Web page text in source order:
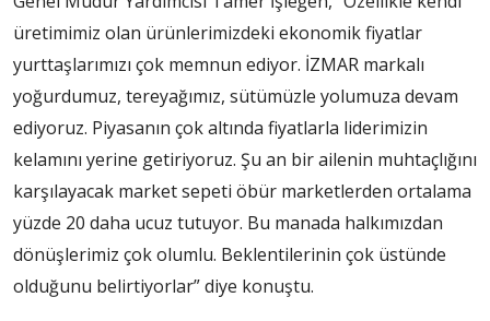
üretimimiz olan ürünlerimizdeki ekonomik fiyatlar
yurttaşlarımızı çok memnun ediyor. İZMAR markalı
yoğurdumuz, tereyağımız, sütümüzle yolumuza devam
ediyoruz. Piyasanın çok altında fiyatlarla liderimizin
kelamını yerine getiriyoruz. Şu an bir ailenin muhtaçlığını
karşılayacak market sepeti öbür marketlerden ortalama
yüzde 20 daha ucuz tutuyor. Bu manada halkımızdan
dönüşlerimiz çok olumlu. Beklentilerinin çok üstünde
olduğunu belirtiyorlar” diye konuştu.